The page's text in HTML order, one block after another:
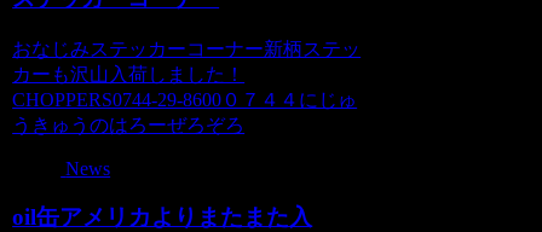
おなじみステッカーコーナー新柄ステッ
カーも沢山入荷しました！
CHOPPERS0744-29-8600０７４４にじゅ
うきゅうのはろーぜろぞろ
News
oil缶アメリカよりまたまた入